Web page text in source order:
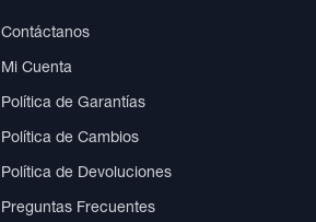
Contáctanos
Mi Cuenta
Política de Garantías
Política de Cambios
Política de Devoluciones
Preguntas Frecuentes